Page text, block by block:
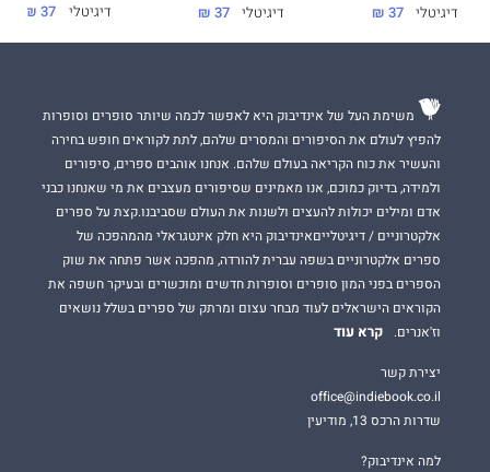
דיגיטלי 37 ₪
דיגיטלי 37 ₪
דיגיטלי 37 ₪
משימת העל של אינדיבוק היא לאפשר לכמה שיותר סופרים וסופרות
להפיץ לעולם את הסיפורים והמסרים שלהם, לתת לקוראים חופש בחירה
והעשיר את כוח הקריאה בעולם שלהם. אנחנו אוהבים ספרים, סיפורים
ולמידה, בדיוק כמוכם, אנו מאמינים שסיפורים מעצבים את מי שאנחנו כבני
אדם ומילים יכולות להעצים ולשנות את העולם שסביבנו.קצת על ספרים
אלקטרוניים / דיגיטלייםאינדיבוק היא חלק אינטגראלי מהמהפכה של
ספרים אלקטרוניים בשפה עברית להורדה, מהפכה אשר פתחה את שוק
הספרים בפני המון סופרים וסופרות חדשים ומוכשרים ובעיקר חשפה את
הקוראים הישראלים לעוד מבחר עצום ומרתק של ספרים בשלל נושאים
וז'אנרים.
קרא עוד
יצירת קשר
office@indiebook.co.il
שדרות הרכס 13, מודיעין
למה אינדיבוק?